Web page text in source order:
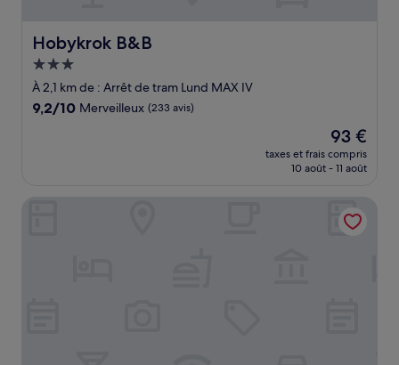
Hobykrok B&B
Hobykrok B&B
Hébergement
3.0 étoiles
À 2,1 km de : Arrêt de tram Lund MAX IV
9.2
9,2/10 Merveilleux (233 avis)
Le
nouveau
prix
de
93 €
93 €
taxes et frais compris
10 août - 11 août